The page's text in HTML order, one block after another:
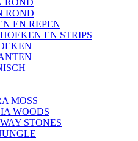
ROND
ROND
EN REPEN
EN STRIPS
MOSS
WOODS
STONES